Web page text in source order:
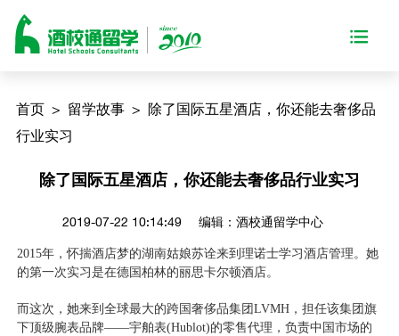
首页 > 留学故事 > 除了国际五星酒店，你还能去奢侈品
行业实习
除了国际五星酒店，你还能去奢侈品行业实习
2019-07-22 10:14:49 编辑：酒校通留学中心
2015年，怀揣酒店梦的湖南姑娘苏诠来到理诺士学习酒店管理。她
的第一次实习是在德国柏林的丽思卡尔顿酒店。
而这次，她来到全球最大的跨国奢侈品集团LVMH，担任该集团旗
下顶级腕表品牌——宇舶表(Hublot)的零售代理，负责中国市场的